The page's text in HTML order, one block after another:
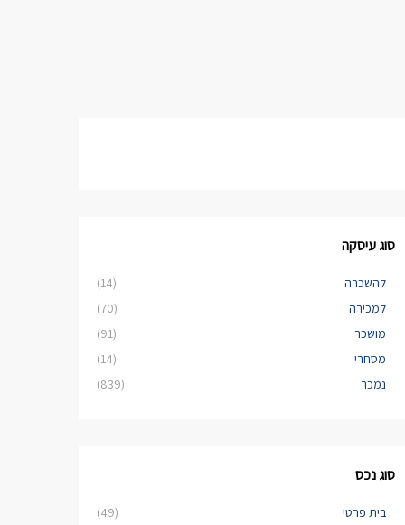
סוג עיסקה
להשכרה
(14)
למכירה
(70)
מושכר
(91)
מסחרי
(14)
נמכר
(839)
סוג נכס
בית פרטי
(49)